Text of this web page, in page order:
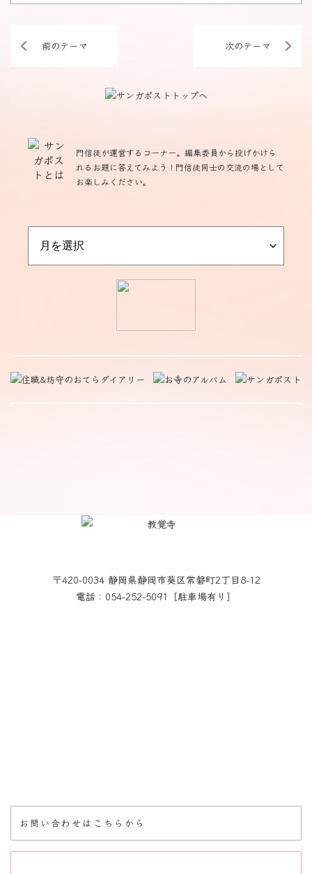
前のテーマ 次のテーマ
門信徒が運営するコーナー。編集委員から投げかけら
れるお題に答えてみよう！門信徒同士の交流の場として
お楽しみください。
〒420-0034 静岡県静岡市葵区常磐町2丁目8-12
電話：054-252-5091［駐車場有り］
お問い合わせはこちらから